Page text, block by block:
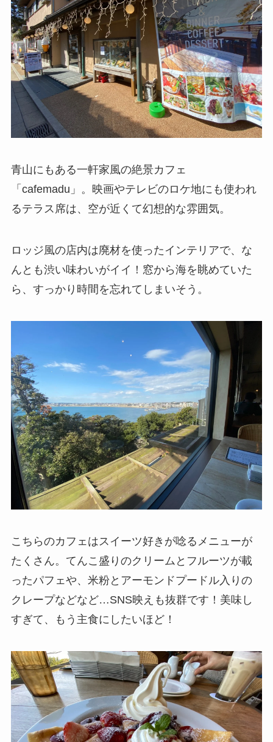
青山にもある一軒家風の絶景カフェ
「cafemadu」。映画やテレビのロケ地にも使われ
るテラス席は、空が近くて幻想的な雰囲気。
ロッジ風の店内は廃材を使ったインテリアで、な
んとも渋い味わいがイイ！窓から海を眺めていた
ら、すっかり時間を忘れてしまいそう。
こちらのカフェはスイーツ好きが唸るメニューが
たくさん。てんこ盛りのクリームとフルーツが載
ったパフェや、米粉とアーモンドプードル入りの
クレープなどなど…SNS映えも抜群です！美味し
すぎて、もう主食にしたいほど！